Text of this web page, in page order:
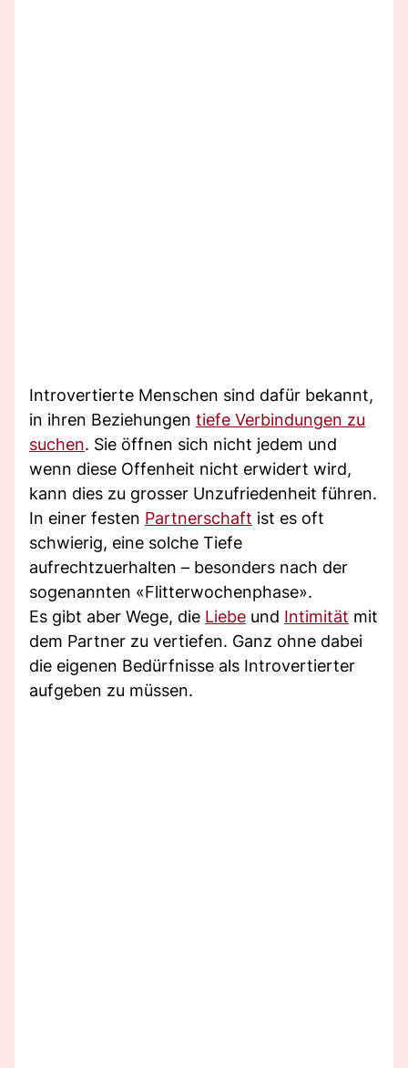
Introvertierte Menschen sind dafür bekannt,
in ihren Beziehungen tiefe Verbindungen zu
suchen. Sie öffnen sich nicht jedem und
wenn diese Offenheit nicht erwidert wird,
kann dies zu grosser Unzufriedenheit führen.
In einer festen Partnerschaft ist es oft
schwierig, eine solche Tiefe
aufrechtzuerhalten – besonders nach der
sogenannten «Flitterwochenphase».
Es gibt aber Wege, die Liebe und Intimität mit
dem Partner zu vertiefen. Ganz ohne dabei
die eigenen Bedürfnisse als Introvertierter
aufgeben zu müssen.